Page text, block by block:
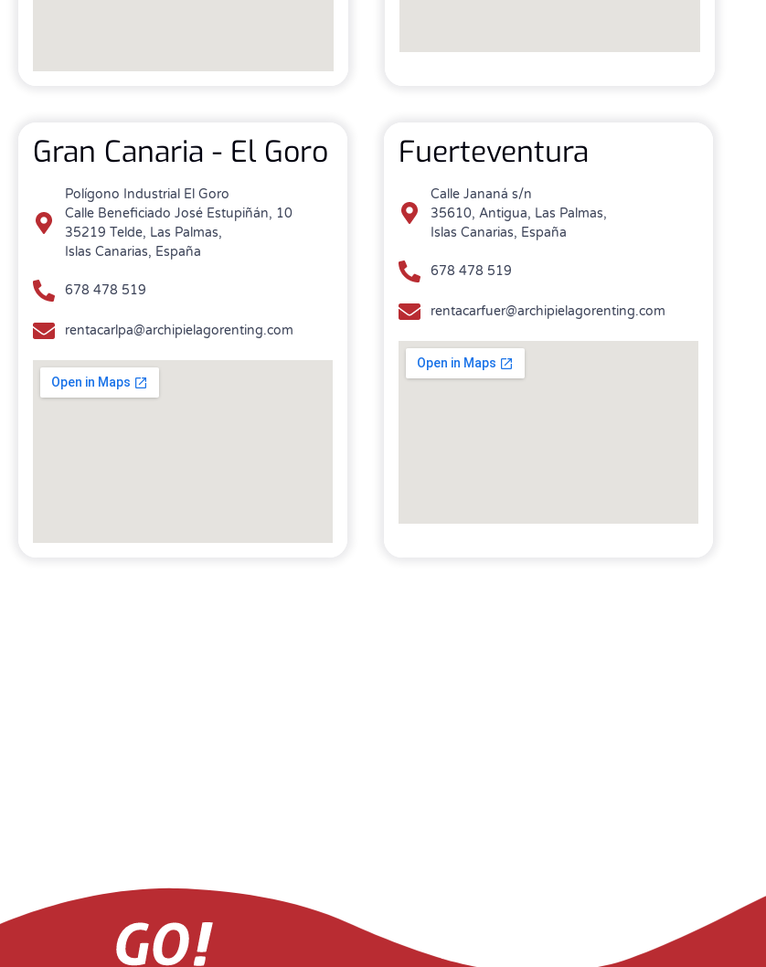
Gran Canaria - El Goro
Polígono Industrial El Goro
Calle Beneficiado José Estupiñán, 10
35219 Telde, Las Palmas,
Islas Canarias, España
678 478 519
rentacarlpa@archipielagorenting.com
Fuerteventura
Calle Jananá s/n
35610, Antigua, Las Palmas,
Islas Canarias, España
678 478 519
rentacarfuer@archipielagorenting.com